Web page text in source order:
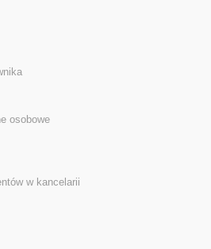
osobowe
w kancelarii